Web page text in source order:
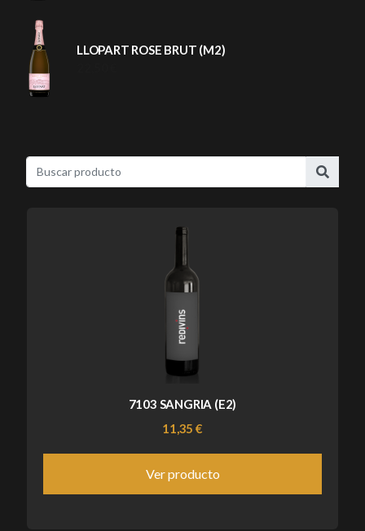
LLOPART ROSE BRUT (M2)
7103 SANGRIA (E2)
11,35 €
Ver producto